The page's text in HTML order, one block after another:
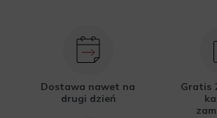
Dostawa nawet na
drugi dzień
Gratis